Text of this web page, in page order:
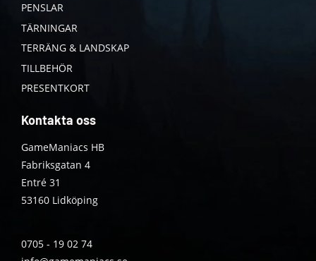
PENSLAR
TÄRNINGAR
TERRÄNG & LANDSKAP
TILLBEHÖR
PRESENTKORT
Kontakta oss
GameManiacs HB
Fabriksgatan 4
Entré 31
53160 Lidköping
0705 - 19 02 74